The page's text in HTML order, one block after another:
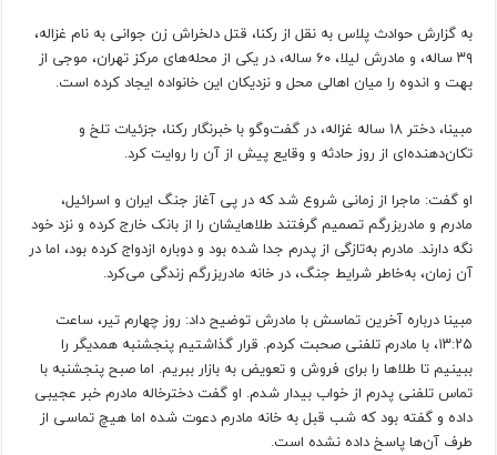
به گزارش حوادث پلاس به نقل از رکنا، قتل دلخراش زن جوانی به نام غزاله،
۳۹ ساله، و مادرش لیلا، ۶۰ ساله، در یکی از محله‌های مرکز تهران، موجی از
بهت و اندوه را میان اهالی محل و نزدیکان این خانواده ایجاد کرده است.
مبینا، دختر ۱۸ ساله غزاله، در گفت‌وگو با خبرنگار رکنا، جزئیات تلخ و
تکان‌دهنده‌ای از روز حادثه و وقایع پیش از آن را روایت کرد.
او گفت: ماجرا از زمانی شروع شد که در پی آغاز جنگ ایران و اسرائیل،
مادرم و مادربزرگم تصمیم گرفتند طلاهایشان را از بانک خارج کرده و نزد خود
نگه دارند. مادرم به‌تازگی از پدرم جدا شده بود و دوباره ازدواج کرده بود، اما در
آن زمان، به‌خاطر شرایط جنگ، در خانه مادربزرگم زندگی می‌کرد.
مبینا درباره آخرین تماسش با مادرش توضیح داد: روز چهارم تیر، ساعت
۱۳:۲۵، با مادرم تلفنی صحبت کردم. قرار گذاشتیم پنجشنبه همدیگر را
ببینیم تا طلاها را برای فروش و تعویض به بازار ببریم. اما صبح پنجشنبه با
تماس تلفنی پدرم از خواب بیدار شدم. او گفت دخترخاله مادرم خبر عجیبی
داده و گفته بود که شب قبل به خانه مادرم دعوت شده اما هیچ تماسی از
طرف آن‌ها پاسخ داده نشده است.